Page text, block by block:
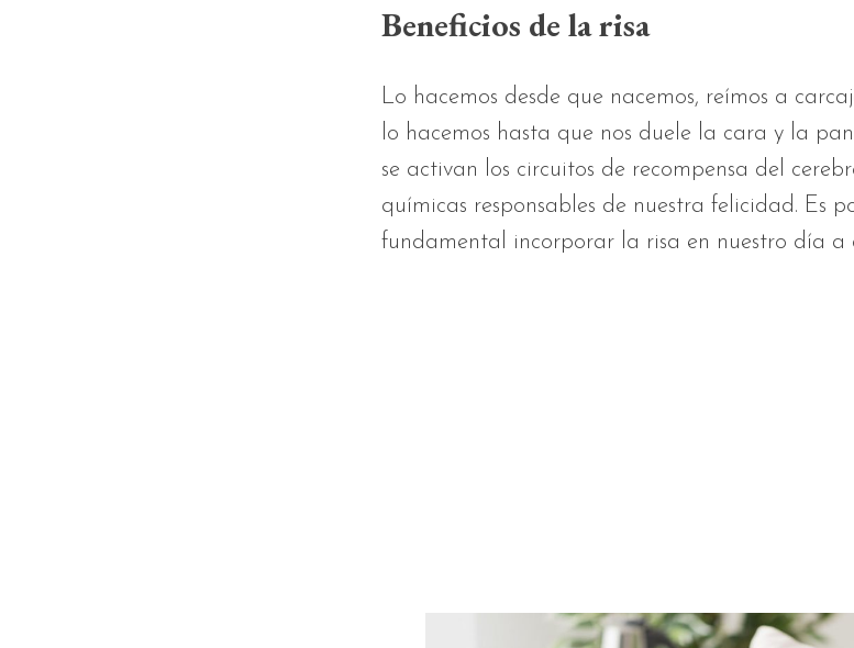
Beneficios de la risa
Lo hacemos desde que nacemos, reímos a
lo hacemos hasta que nos duele la cara y la
se activan los circuitos de recompensa del
químicas responsables de nuestra felicidad. Es
fundamental incorporar la risa en nuestro día